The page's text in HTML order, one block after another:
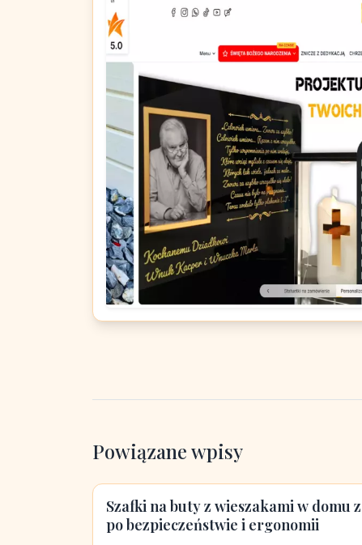
Powiązane wpisy
Szafki na buty z wieszakami w domu
po bezpieczeństwie i ergonomii